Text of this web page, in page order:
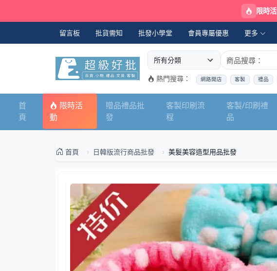
限時
留言板 批貨需知 批發小學堂 會員專屬優惠 更多
選擇商品分類
搜尋商品關鍵字
熱門搜尋： 網路開店 客製 禮品
首
頁
限時活
動
贈品禮品批
發
客製印刷流
程
客製/印刷禮
品
首頁 日韓版流行商品批發 美髮美容造型用品批發